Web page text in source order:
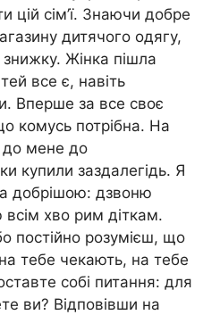
цій сім’ї. Знаючи добре
дитячого одягу,
Жінка пішла
все є, навіть
Вперше за все своє
комусь потрібна. На
до мене до
купили заздалегідь. Я
добрішою: дзвоню
хво рим діткам.
постійно розумієш, що
тебе чекають, на тебе
собі питання: для
ви? Відповівши на